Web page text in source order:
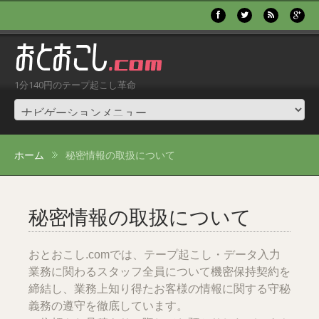
1分140円のテープ起こし革命
ホーム 秘密情報の取扱について
秘密情報の取扱について
おとおこし.comでは、テープ起こし・データ入力
業務に関わるスタッフ全員について機密保持契約を
締結し、業務上知り得たお客様の情報に関する守秘
義務の遵守を徹底しています。